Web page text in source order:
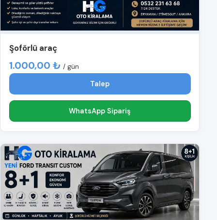
Şoförlü araç
1.000,00 ₺ / gün
Talep
WhatsApp Sipariş